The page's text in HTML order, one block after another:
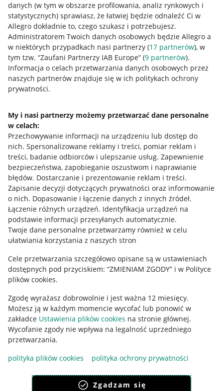
danych (w tym w obszarze profilowania, analiz rynkowych i
statystycznych) sprawiasz, że łatwiej będzie odnaleźć Ci w
Allegro dokładnie to, czego szukasz i potrzebujesz.
Administratorem Twoich danych osobowych będzie Allegro a
w niektórych przypadkach nasi partnerzy (17 partnerów), w
tym tzw. “Zaufani Partnerzy IAB Europe” (9 partnerów).
Informacja o celach przetwarzania danych osobowych przez
naszych partnerów znajduje się w ich politykach ochrony
prywatności.
My i nasi partnerzy możemy przetwarzać dane personalne
w celach:
Przechowywanie informacji na urządzeniu lub dostęp do
nich. Spersonalizowane reklamy i treści, pomiar reklam i
treści, badanie odbiorców i ulepszanie usług. Zapewnienie
bezpieczeństwa, zapobieganie oszustwom i naprawianie
błędów. Dostarczanie i prezentowanie reklam i treści.
Zapisanie decyzji dotyczących prywatności oraz informowanie
o nich. Dopasowanie i łączenie danych z innych źródeł.
Łączenie różnych urządzeń. Identyfikacja urządzeń na
podstawie informacji przesyłanych automatycznie.
Twoje dane personalne przetwarzamy również w celu
ułatwiania korzystania z naszych stron
Cele przetwarzania szczegółowo opisane są w ustawieniach
dostępnych pod przyciskiem: “ZMIENIAM ZGODY” i w Polityce
plików cookies.
Zgodę wyrażasz dobrowolnie i jest ważna 12 miesięcy.
Możesz ją w każdym momencie wycofać lub ponowić w
zakładce Ustawienia plików cookies na stronie głównej.
Wycofanie zgody nie wpływa na legalność uprzedniego
przetwarzania.
polityka plików cookies
polityka ochrony prywatności
Zgadzam się
Przydatne informacje
Jak to działa
Allegro Gadane dla sprzedających
Allegro Gadane dla kupujących
Mapa miejscowości
Informacje prawne
Regulamin
Polityka plików "cookies"
Ustawienia plików "cookies"
Udostępnianie lokalizacji
Informacje dla Aktu o Usługach Cyfrowych
Pobierz aplikację